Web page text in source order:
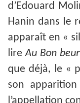
d’Edouard
Hanin dans le
apparaît en «
lireAu Bon
que déjà, le «
son